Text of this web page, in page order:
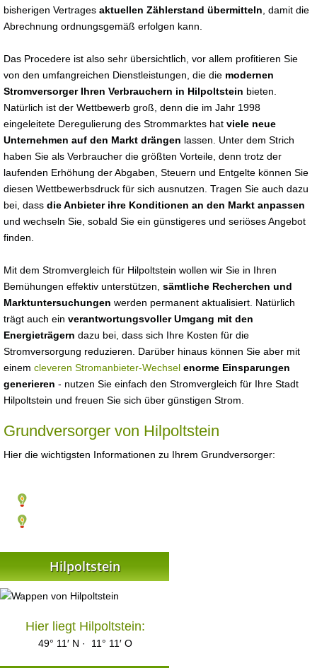
bisherigen Vertrages aktuellen Zählerstand übermitteln , damit die
Abrechnung ordnungsgemäß erfolgen kann.
Das Procedere ist also sehr übersichtlich, vor allem profitieren Sie
von den umfangreichen Dienstleistungen, die die modernen
Stromversorger Ihren Verbrauchern in Hilpoltstein bieten.
Natürlich ist der Wettbewerb groß, denn die im Jahr 1998
eingeleitete Deregulierung des Strommarktes hat viele neue
Unternehmen auf den Markt drängen lassen. Unter dem Strich
haben Sie als Verbraucher die größten Vorteile, denn trotz der
laufenden Erhöhung der Abgaben, Steuern und Entgelte können Sie
diesen Wettbewerbsdruck für sich ausnutzen. Tragen Sie auch dazu
bei, dass die Anbieter ihre Konditionen an den Markt anpassen
und wechseln Sie, sobald Sie ein günstigeres und seriöses Angebot
finden.
Mit dem Stromvergleich für Hilpoltstein wollen wir Sie in Ihren
Bemühungen effektiv unterstützen, sämtliche Recherchen und
Marktuntersuchungen werden permanent aktualisiert. Natürlich
trägt auch ein verantwortungsvoller Umgang mit den
Energieträgern dazu bei, dass sich Ihre Kosten für die
Stromversorgung reduzieren. Darüber hinaus können Sie aber mit
einem cleveren Stromanbieter-Wechsel enorme Einsparungen
generieren - nutzen Sie einfach den Stromvergleich für Ihre Stadt
Hilpoltstein und freuen Sie sich über günstigen Strom.
Grundversorger von Hilpoltstein
Hier die wichtigsten Informationen zu Ihrem Grundversorger:
Hilpoltstein
Hier liegt Hilpoltstein:
49° 11′ N · 11° 11′ O